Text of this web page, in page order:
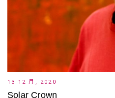
13 12 月, 2020
Solar Crown